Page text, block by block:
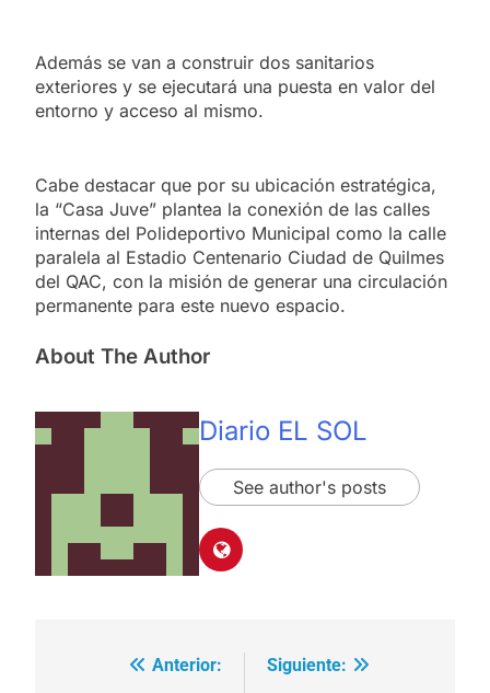
Además se van a construir dos sanitarios
exteriores y se ejecutará una puesta en valor del
entorno y acceso al mismo.
Cabe destacar que por su ubicación estratégica,
la “Casa Juve” plantea la conexión de las calles
internas del Polideportivo Municipal como la calle
paralela al Estadio Centenario Ciudad de Quilmes
del QAC, con la misión de generar una circulación
permanente para este nuevo espacio.
About The Author
Diario EL SOL
See author's posts
Navegación
Anterior:
Siguiente: